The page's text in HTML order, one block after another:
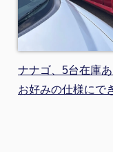
ナナゴ、5台在庫
お好みの仕様にで